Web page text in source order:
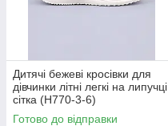
Дитячі бежеві кросівки для
дівчинки літні легкі на липучці
сітка (H770-3-6)
Готово до відправки